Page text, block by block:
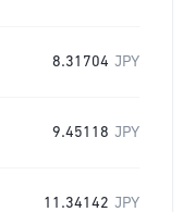
8.31704 JPY
9.45118 JPY
11.34142 JPY